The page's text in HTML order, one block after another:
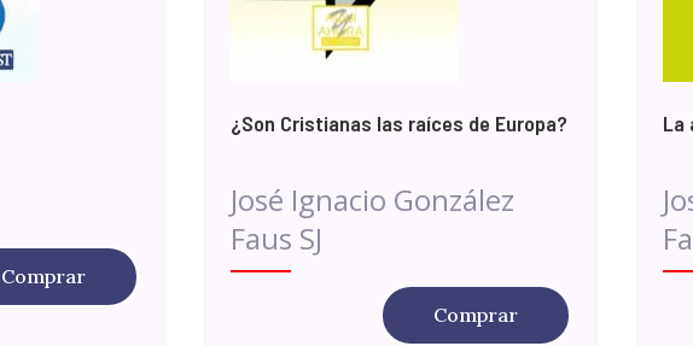
Comprar
¿Son Cristianas las raíces de Europa?
José Ignacio González
Faus SJ
Comprar
La